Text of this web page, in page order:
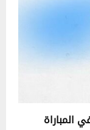
المباراة